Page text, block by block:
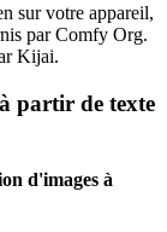
sur votre appareil,
par Comfy Org.
Kijai.
partir de texte
d'images à